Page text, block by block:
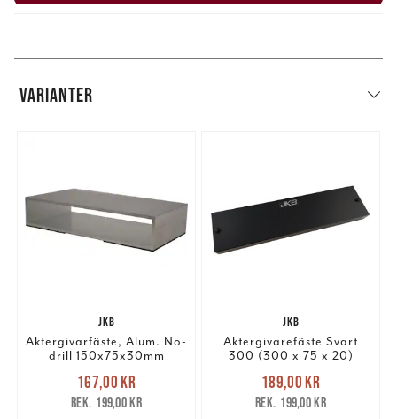
VARIANTER
JKB
Aktergivarfäste, Alum. No-
drill 150x75x30mm
Nuvarande pris
167,00 krTidigare pris
199,00 kr
167,00 kr
199,00 kr
JKB
Aktergivarefäste Svart
300 (300 x 75 x 20)
Nuvarande pris
189,00 krTidigare pris
199,00 kr
189,00 kr
199,00 kr